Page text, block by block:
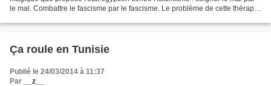
le mal. Combattre le fascisme par le fascisme. Le problème de cette thérapie
Ça roule en Tunisie
Publié le 24/03/2014 à 11:37
Par
__z__